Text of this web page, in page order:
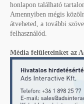
honlapon található
Amennyiben mégis
átveheted, a további
felhasználód.
Média felületeinket az